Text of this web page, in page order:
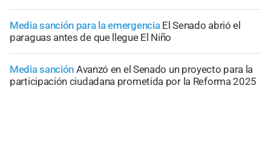
Media sanción para la emergencia El Senado abrió el
paraguas antes de que llegue El Niño
Media sanción Avanzó en el Senado un proyecto para la
participación ciudadana prometida por la Reforma 2025